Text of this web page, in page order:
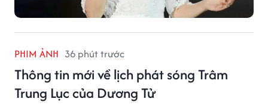
PHIM ẢNH 36 phút trước
Thông tin mới về lịch phát sóng Trâm
Trung Lục của Dương Tử